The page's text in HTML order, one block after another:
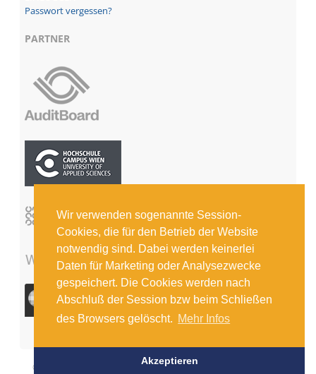
Wir verwenden sogenannte Session-
Cookies, die für den Betrieb der Website
notwendig sind. Dabei werden keinerlei
Daten für Marketing oder Analysezwecke
gespeichert. Die Cookies werden nach
Abschluß der Session bzw beim Schließen
des Browsers gelöscht. Mehr Infos
Akzeptieren
Passwort vergessen?
PARTNER
© COPYRIGHT 2026 INSTITUT FÜR INTERNE REVISION